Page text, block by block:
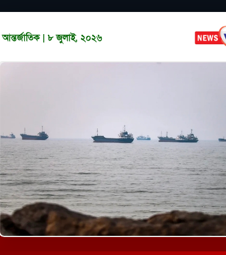
আন্তর্জাতিক | ৮ জুলাই, ২০২৬